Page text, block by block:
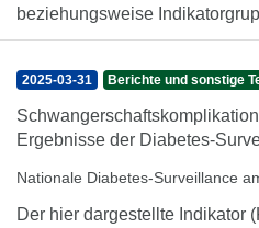
beziehungsweise
2025-03-31 Berichte und sonstige
Ergebnisse der Diabetes-
Nationale Diabetes-Surveillance
Der hier dargestellte Indikator